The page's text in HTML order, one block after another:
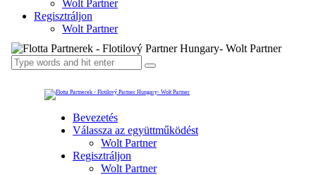
Wolt Partner
Regisztráljon
Wolt Partner
Bevezetés
Válassza az együttműködést
Wolt Partner
Regisztráljon
Wolt Partner